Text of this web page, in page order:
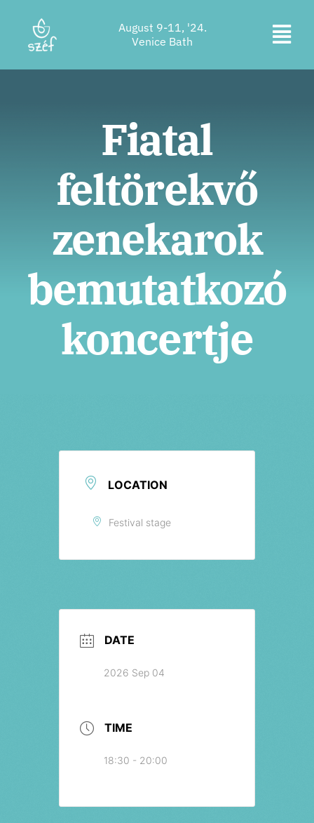
content
Ticket purchase
Accommodation
About us
Location
Supporters
August 9-11, '24.
Venice Bath
Fiatal
feltörekvő
zenekarok
bemutatkozó
koncertje
LOCATION
Festival stage
DATE
2026 Sep 04
TIME
18:30 - 20:00